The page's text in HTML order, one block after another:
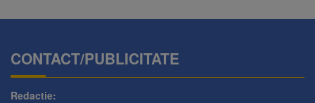
CONTACT/PUBLICITATE
Redactie: